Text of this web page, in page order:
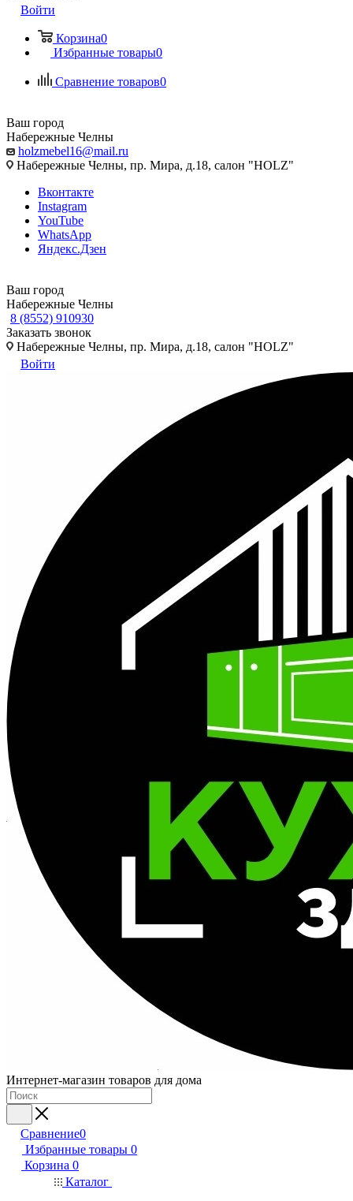
Войти
Корзина0
Избранные товары0
Сравнение товаров0
Ваш город
Набережные Челны
holzmebel16@mail.ru
Набережные Челны, пр. Мира, д.18, салон "HOLZ"
Вконтакте
Instagram
YouTube
WhatsApp
Яндекс.Дзен
Ваш город
Набережные Челны
8 (8552) 910930
Заказать звонок
Набережные Челны, пр. Мира, д.18, салон "HOLZ"
Войти
Интернет-магазин товаров для дома
Сравнение0
Избранные товары 0
Корзина 0
Каталог